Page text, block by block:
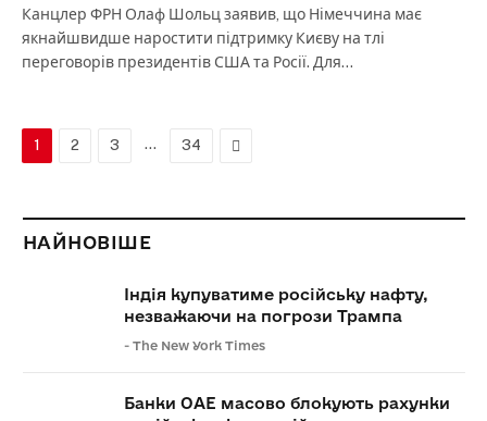
Канцлер ФРН Олаф Шольц заявив, що Німеччина має
якнайшвидше наростити підтримку Києву на тлі
переговорів президентів США та Росії. Для…
1 2 3 … 34 Next
НАЙНОВІШЕ
Індія купуватиме російську нафту,
незважаючи на погрози Трампа
- The New York Times
Банки ОАЕ масово блокують рахунки